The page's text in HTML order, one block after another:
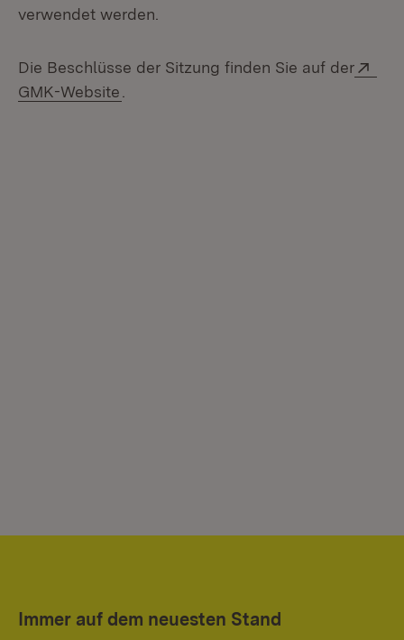
verwendet werden.
Die Beschlüsse der Sitzung finden Sie auf der
GMK-Website
Immer auf dem neuesten Stand